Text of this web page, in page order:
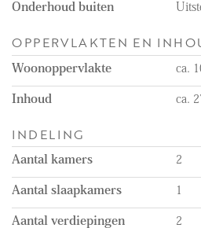
* Balcony with a stunning view;
Onderhoud buiten
OPPERVLAKTEN EN
Woonoppervlakte ca.
Inhoud ca.
INDELING
Aantal kamers 2
Aantal slaapkamers 1
Aantal verdiepingen 2